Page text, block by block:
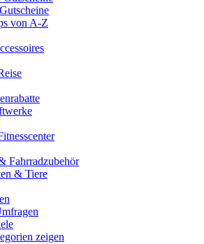
von A-Z
Fahrradzubehör
& Tiere
zeigen